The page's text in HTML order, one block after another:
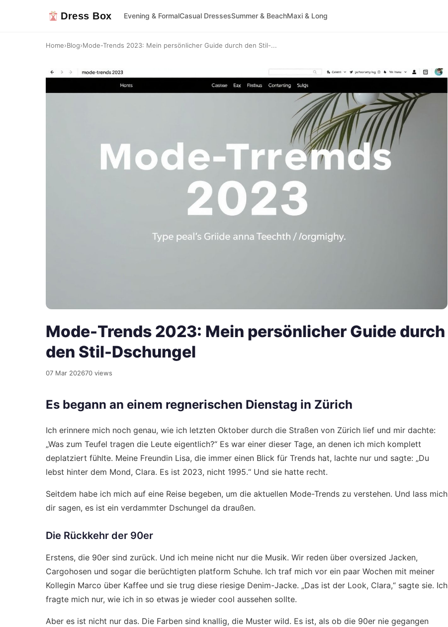
Dress Box Evening & FormalCasual DressesSummer & BeachMaxi & Long
Home›Blog›Mode-Trends 2023: Mein persönlicher Guide durch den Stil-...
Mode-Trends 2023: Mein persönlicher Guide durch
den Stil-Dschungel
07 Mar 202670 views
Es begann an einem regnerischen Dienstag in Zürich
Ich erinnere mich noch genau, wie ich letzten Oktober durch die Straßen von Zürich lief und mir dachte:
„Was zum Teufel tragen die Leute eigentlich?“ Es war einer dieser Tage, an denen ich mich komplett
deplatziert fühlte. Meine Freundin Lisa, die immer einen Blick für Trends hat, lachte nur und sagte: „Du
lebst hinter dem Mond, Clara. Es ist 2023, nicht 1995.“ Und sie hatte recht.
Seitdem habe ich mich auf eine Reise begeben, um die aktuellen Mode-Trends zu verstehen. Und lass mich
dir sagen, es ist ein verdammter Dschungel da draußen.
Die Rückkehr der 90er
Erstens, die 90er sind zurück. Und ich meine nicht nur die Musik. Wir reden über oversized Jacken,
Cargohosen und sogar die berüchtigten platform Schuhe. Ich traf mich vor ein paar Wochen mit meiner
Kollegin Marco über Kaffee und sie trug diese riesige Denim-Jacke. „Das ist der Look, Clara,“ sagte sie. Ich
fragte mich nur, wie ich in so etwas je wieder cool aussehen sollte.
Aber es ist nicht nur das. Die Farben sind knallig, die Muster wild. Es ist, als ob die 90er nie gegangen